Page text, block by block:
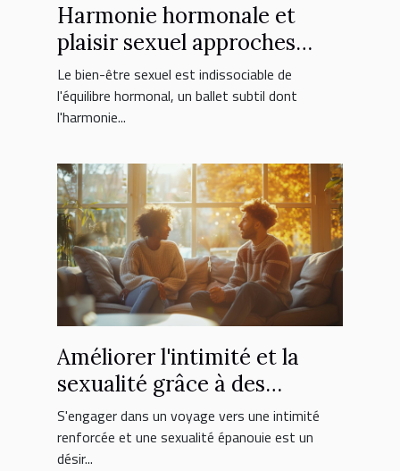
Harmonie hormonale et
plaisir sexuel approches
naturelles pour un équilibre
durable
Le bien-être sexuel est indissociable de
l'équilibre hormonal, un ballet subtil dont
l'harmonie...
Améliorer l'intimité et la
sexualité grâce à des
méthodes de thérapie
moderne
S'engager dans un voyage vers une intimité
renforcée et une sexualité épanouie est un
désir...